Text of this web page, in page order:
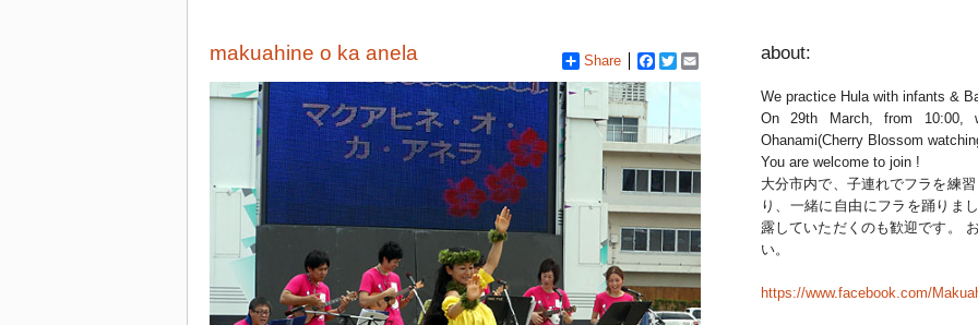
Share Facebook
Twitter
makuahine o ka anela about:
We practice Hula with infants &
On 29th March, from 10:00,
Ohanami(Cherry Blossom
You are welcome to join !
大分市内で、子連れでフラを練
り、一緒に自由にフラを踊りま
露していただくのも歓迎です。
い。
https://www.facebook.com/